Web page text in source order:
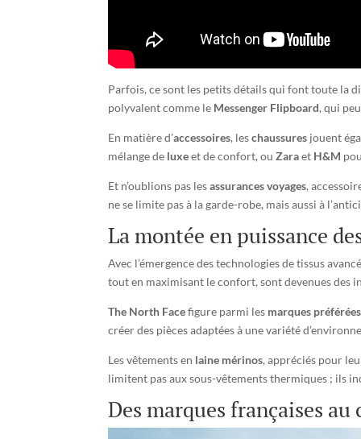
Parfois, ce sont les petits détails qui font toute la
polyvalent comme le Messenger Flipboard, qui
En matière d’accessoires, leschaussures jouent
mélange de luxeet de confort, ouZaraet H&M
Et n’oublions pas lesassurances voyages,
ne se limite pas à la garde-robe, mais aussi à
La montée en puissance
Avec l’émergence des technologies de tissus
tout en maximisant le confort, sont devenues des
The North Facefigure parmi les marques
créer des pièces adaptées à une variété
Les vêtements en laine mérinos, appréciés pour
limitent pas aux sous-vêtements thermiques ; ils
Des marques françaises